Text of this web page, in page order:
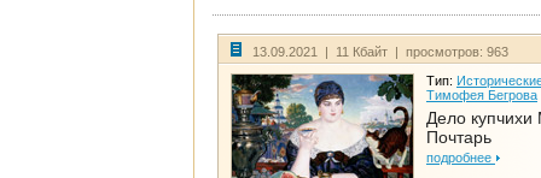
13.09.2021 | 11 Кбайт | просмотров: 963
Тип:
Тимофея Бегрова
Дело
Почтарь
подробнее